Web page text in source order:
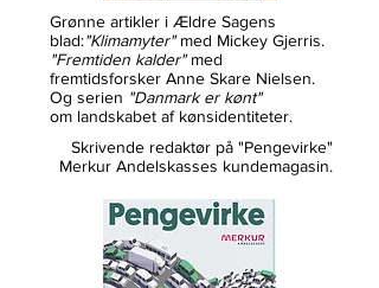
Grønne artikler i Ældre Sagens
blad:"Klimamyter"med Mickey Gjerris.
"Fremtiden kalder"med
fremtidsforsker Anne Skare Nielsen.
Og serien "Danmark er kønt"
om landskabet af kønsidentiteter.
Skrivende redaktør på "Pengevirke"
Merkur Andelskasses kundemagasin.